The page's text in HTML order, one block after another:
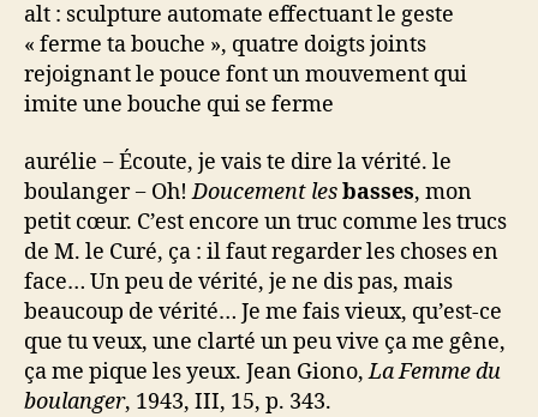
alt : sculpture automate effectuant le geste
« ferme ta bouche », quatre doigts joints
rejoignant le pouce font un mouvement qui
imite une bouche qui se ferme
aurélie − Écoute, je vais te dire la vérité. le
boulanger − Oh!Doucement lesbasses, mon
petit cœur. C’est encore un truc comme les trucs
de M. le Curé, ça : il faut regarder les choses en
face… Un peu de vérité, je ne dis pas, mais
beaucoup de vérité… Je me fais vieux, qu’est-ce
que tu veux, une clarté un peu vive ça me gêne,
ça me pique les yeux. Jean Giono,La Femme du
boulanger, 1943, III, 15, p. 343.